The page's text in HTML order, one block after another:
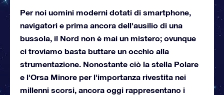
Per noi uomini moderni dotati di smartphone,
navigatori e prima ancora dell'ausilio di una
bussola, il Nord non è mai un mistero; ovunque
ci troviamo basta buttare un occhio alla
strumentazione. Nonostante ciò la stella Polare
e l'Orsa Minore per l'importanza rivestita nei
millenni scorsi, ancora oggi rappresentano i